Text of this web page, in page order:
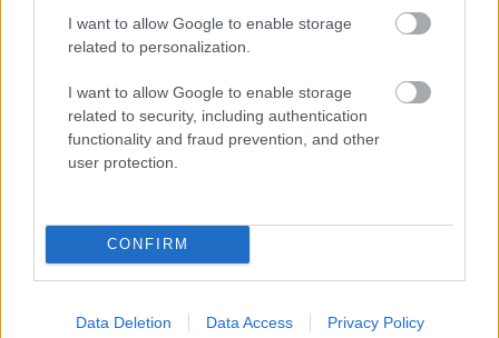
I want to allow Google to enable storage
related to personalization.
I want to allow Google to enable storage
related to security, including authentication
functionality and fraud prevention, and other
user protection.
CONFIRM
Data Deletion Data Access Privacy Policy